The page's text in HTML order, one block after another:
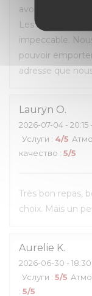
avons pu choisir
Les burgers
impeccable.
pouvoir
adresse que
Lauryn O
2026-07-04 - 20:15
Услуги : 4/5
качество : 5/5
Très bon repas,
choix. Mais un
Aurelie K
2026-06-30 -
Услуги : 5/5
: 5/5